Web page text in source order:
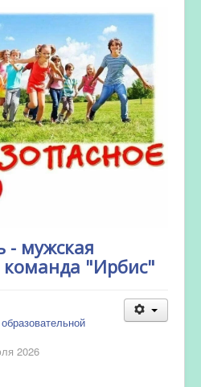
- мужская
команда "Ирбис"
2026